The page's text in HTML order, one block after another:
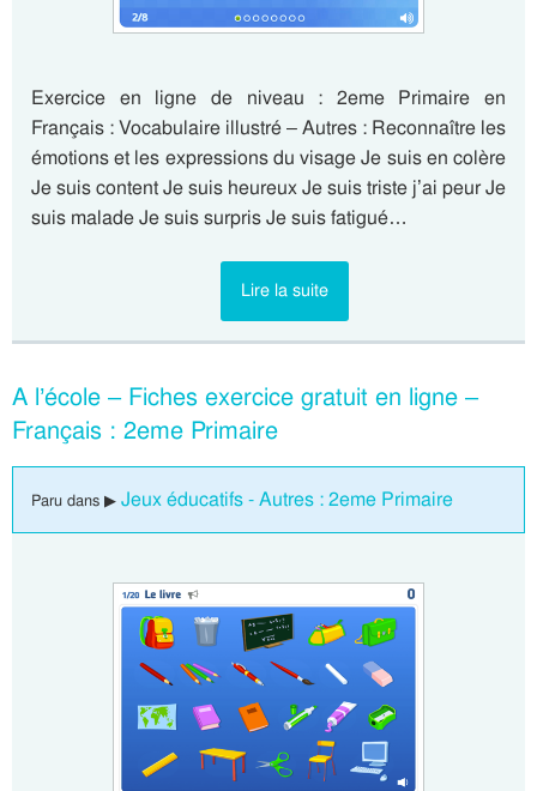
Exercice en ligne de niveau : 2eme Primaire en
Français : Vocabulaire illustré – Autres : Reconnaître les
émotions et les expressions du visage Je suis en colère
Je suis content Je suis heureux Je suis triste j’ai peur Je
suis malade Je suis surpris Je suis fatigué…
Lire la suite
A l’école – Fiches exercice gratuit en ligne –
Français : 2eme Primaire
Paru dans ▶ Jeux éducatifs - Autres : 2eme Primaire